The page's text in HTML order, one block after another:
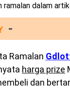
dalam
-
Ramalan
harga prize
dan